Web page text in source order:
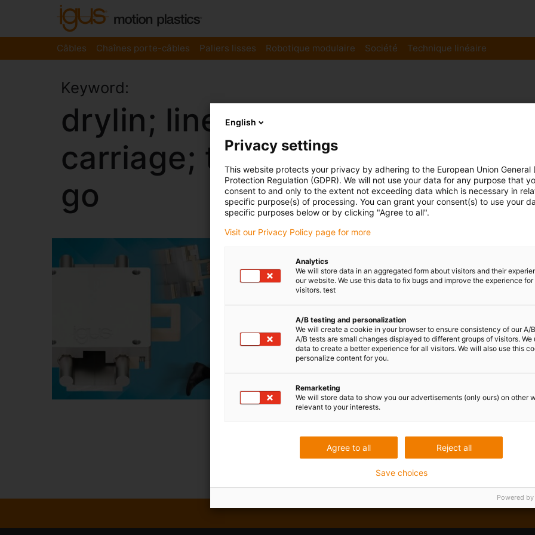
Câbles Chaînes porte-câbles Paliers lisses Robotique modulaire Société Technique linéaire
Keyword:
drylin; linear
carriage; to
go
Guidage linéaire
Montage et démontage rapides
avec le chariot « à emporter »
Le spécialiste des plastiques en mouvement igus
les chariots linéaires. Un mécanisme de clipsage
sur son rail et de le retirer en quelques secondes.
fabricants de véhicules agricoles et les utilisateurs
de mesure et de contrôle.
Lire plus...
English
Privacy settings
This website protects your privacy by adhering to the European Union General
Protection Regulation (GDPR). We will not use your data for any purpose that
consent to and only to the extent not exceeding data which is necessary in
specific purpose(s) of processing. You can grant your consent(s) to use your
specific purposes below or by clicking "Agree to all".
Visit our Privacy Policy page for more
Analytics
We will store data in an aggregated form about visitors and their
our website. We use this data to fix bugs and improve the experience for
visitors. test
A/B testing and personalization
We will create a cookie in your browser to ensure consistency of our A/
A/B tests are small changes displayed to different groups of visitors. We
data to create a better experience for all visitors. We will also use this
personalize content for you.
Remarketing
We will store data to show you our advertisements (only ours) on other
relevant to your interests.
Agree to all Reject all
Save choices
Powered by